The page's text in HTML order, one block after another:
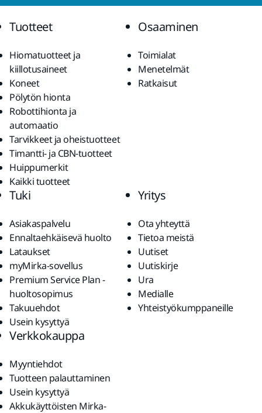
Tuotteet
Hiomatuotteet ja
kiillotusaineet
Koneet
Pölytön hionta
Robottihionta ja
automaatio
Tarvikkeet ja oheistuotteet
Timantti- ja CBN-tuotteet
Huippumerkit
Kaikki tuotteet
Osaaminen
Toimialat
Menetelmät
Ratkaisut
Tuki
Asiakaspalvelu
Ennaltaehkäisevä huolto
Lataukset
myMirka-sovellus
Premium Service Plan -
huoltosopimus
Takuuehdot
Usein kysyttyä
Yritys
Ota yhteyttä
Tietoa meistä
Uutiset
Uutiskirje
Ura
Medialle
Yhteistyökumppaneille
Verkkokauppa
Myyntiehdot
Tuotteen palauttaminen
Usein kysyttyä
Akkukäyttöisten Mirka-